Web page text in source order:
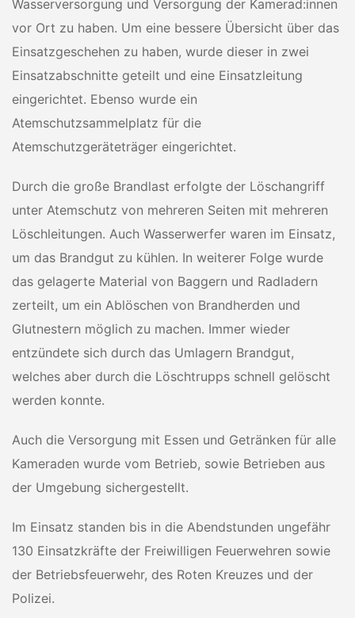
Wasserversorgung und Versorgung der Kamerad:innen
vor Ort zu haben. Um eine bessere Übersicht über das
Einsatzgeschehen zu haben, wurde dieser in zwei
Einsatzabschnitte geteilt und eine Einsatzleitung
eingerichtet. Ebenso wurde ein
Atemschutzsammelplatz für die
Atemschutzgeräteträger eingerichtet.
Durch die große Brandlast erfolgte der Löschangriff
unter Atemschutz von mehreren Seiten mit mehreren
Löschleitungen. Auch Wasserwerfer waren im Einsatz,
um das Brandgut zu kühlen. In weiterer Folge wurde
das gelagerte Material von Baggern und Radladern
zerteilt, um ein Ablöschen von Brandherden und
Glutnestern möglich zu machen. Immer wieder
entzündete sich durch das Umlagern Brandgut,
welches aber durch die Löschtrupps schnell gelöscht
werden konnte.
Auch die Versorgung mit Essen und Getränken für alle
Kameraden wurde vom Betrieb, sowie Betrieben aus
der Umgebung sichergestellt.
Im Einsatz standen bis in die Abendstunden ungefähr
130 Einsatzkräfte der Freiwilligen Feuerwehren sowie
der Betriebsfeuerwehr, des Roten Kreuzes und der
Polizei.